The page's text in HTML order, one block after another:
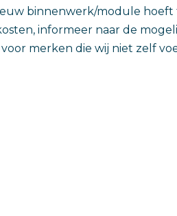
binnenwerk/module hoeft
informeer naar de
merken die wij niet zelf